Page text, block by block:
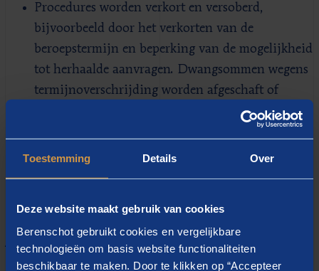
Toestemming Details Over
Deze website maakt gebruik van cookies
Berenschot gebruikt cookies en vergelijkbare
technologieën om basis website functionaliteiten
beschikbaar te maken. Door te klikken op “Accepteer
Procedures worden verkort en versoberd,
bijvoorbeeld door het verkorten van de
beroepstermijn en beperking van de mogelijkheid
tot herhaalde aanvragen. Dwangsommen wegens
termijnoverschrijding worden afgeschaft of
Buitenlanders die onze nationaliteit willen
aannemen doen, waar mogelijk, afstand van hun
Centraal Orgaan opvang
Asielzoekers